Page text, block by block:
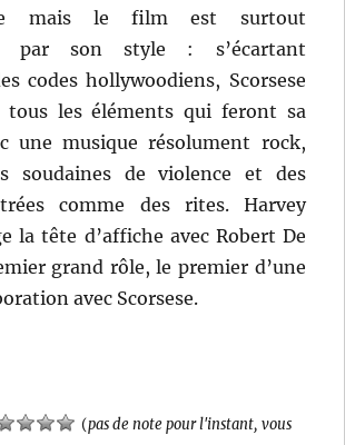
mais le film est surtout
par son style : s’écartant
codes hollywoodiens, Scorsese
tous les éléments qui feront sa
une musique résolument rock,
soudaines de violence et des
comme des rites. Harvey
la tête d’affiche avec Robert De
grand rôle, le premier d’une
avec Scorsese.
(pas de note pour l'instant, vous